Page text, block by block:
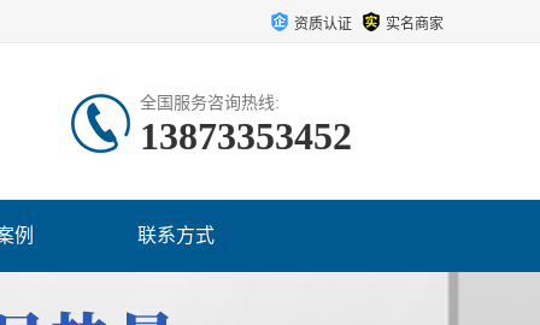
资质认证 实名商家
全国服务咨询热线:
13873353452
例 联系方式